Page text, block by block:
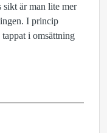
sikt är man lite mer
I princip
i omsättning